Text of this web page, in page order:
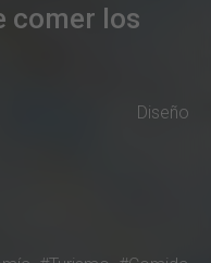
comer los
Diseño